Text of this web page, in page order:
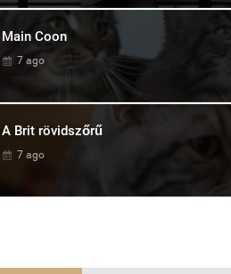
Main Coon
7 ago
A Brit rövidszőrű
7 ago